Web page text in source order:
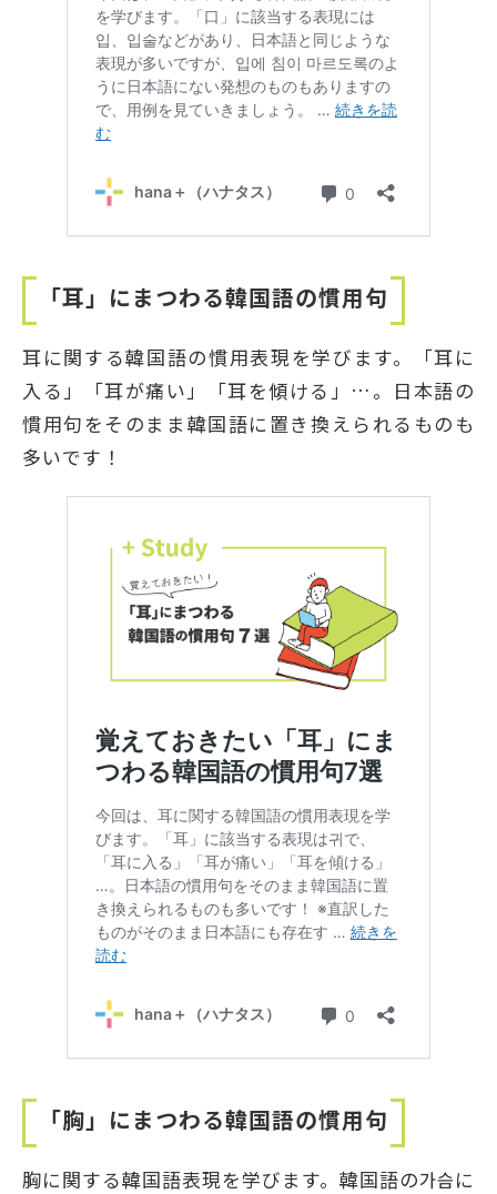
「耳」にまつわる韓国語の慣用句
耳に関する韓国語の慣用表現を学びます。「耳に
入る」「耳が痛い」「耳を傾ける」…。日本語の
慣用句をそのまま韓国語に置き換えられるものも
多いです！
「胸」にまつわる韓国語の慣用句
胸に関する韓国語表現を学びます。韓国語の가슴に